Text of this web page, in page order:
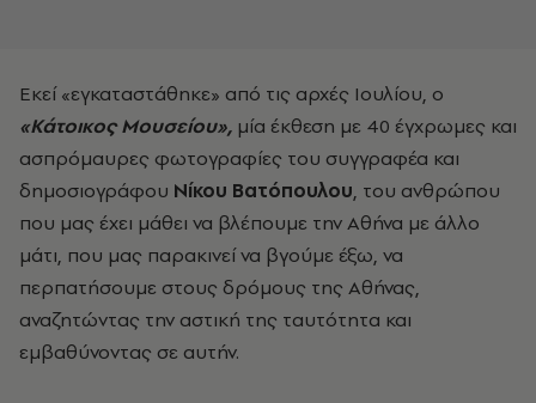
Εκεί «εγκαταστάθηκε» από τις αρχές Ιουλίου, ο
«Κάτοικος Μουσείου», μία έκθεση με 40 έγχρωμες και
ασπρόμαυρες φωτογραφίες του συγγραφέα και
δημοσιογράφου Νίκου Βατόπουλου, του ανθρώπου
που μας έχει μάθει να βλέπουμε την Αθήνα με άλλο
μάτι, που μας παρακινεί να βγούμε έξω, να
περπατήσουμε στους δρόμους της Αθήνας,
αναζητώντας την αστική της ταυτότητα και
εμβαθύνοντας σε αυτήν.